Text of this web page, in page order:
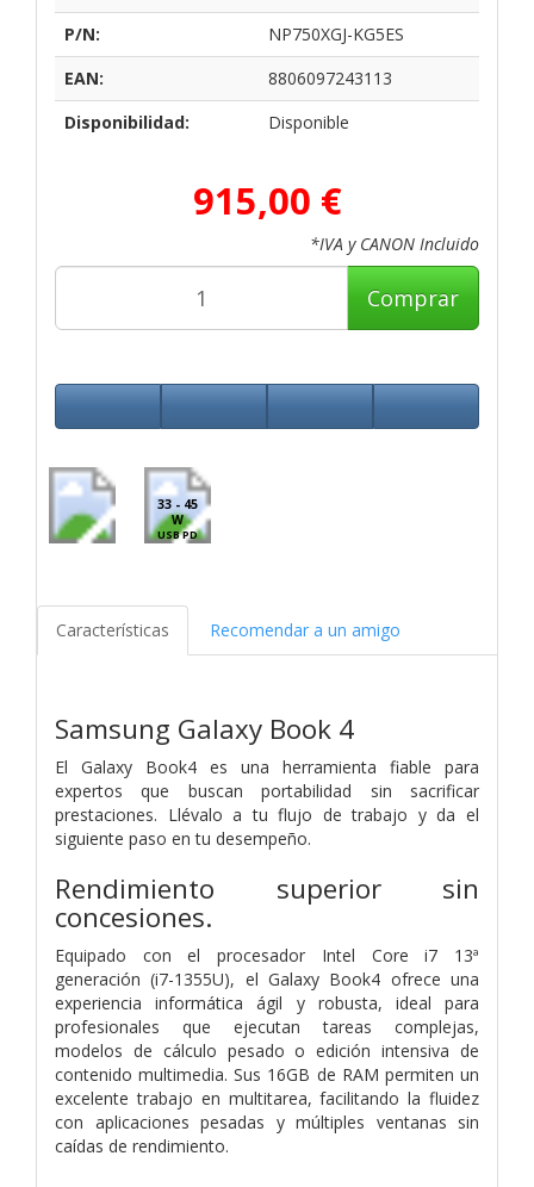
P/N:
NP750XGJ-KG5ES
EAN:
8806097243113
Disponibilidad:
Disponible
915,00 €
*IVA y CANON Incluido
Comprar
33 - 45
W
USB PD
Características Recomendar a un amigo
Samsung Galaxy Book 4
El Galaxy Book4 es una herramienta fiable para
expertos que buscan portabilidad sin sacrificar
prestaciones. Llévalo a tu flujo de trabajo y da el
siguiente paso en tu desempeño.
Rendimiento superior sin
concesiones.
Equipado con el procesador Intel Core i7 13ª
generación (i7-1355U), el Galaxy Book4 ofrece una
experiencia informática ágil y robusta, ideal para
profesionales que ejecutan tareas complejas,
modelos de cálculo pesado o edición intensiva de
contenido multimedia. Sus 16GB de RAM permiten un
excelente trabajo en multitarea, facilitando la fluidez
con aplicaciones pesadas y múltiples ventanas sin
caídas de rendimiento.